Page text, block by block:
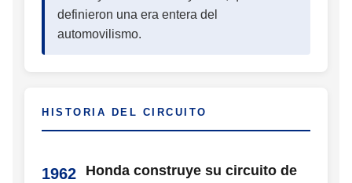
definieron una era entera del
automovilismo.
HISTORIA DEL CIRCUITO
1962
Honda construye su circuito de